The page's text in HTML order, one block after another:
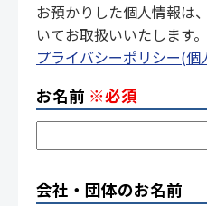
お預かりした個人情報は
いてお取扱いいたします。
プライバシーポリシー(
お名前 ※必須
会社・団体のお名前